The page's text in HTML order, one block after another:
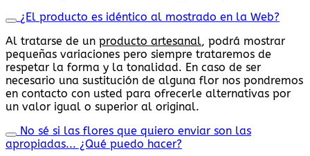
¿El producto es idéntico al mostrado en la Web?
Al tratarse de un producto artesanal, podrá mostrar
pequeñas variaciones pero siempre trataremos de
respetar la forma y la tonalidad. En caso de ser
necesario una sustitución de alguna flor nos pondremos
en contacto con usted para ofrecerle alternativas por
un valor igual o superior al original.
No sé si las flores que quiero enviar son las
apropiadas... ¿Qué puedo hacer?